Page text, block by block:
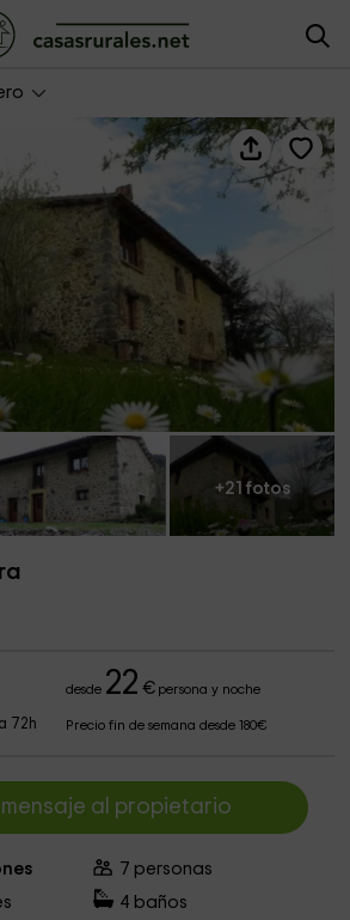
+21 fotos
desde 22 €persona y noche
72h Precio fin de semana desde 180€
mensaje al propietario
7 personas
4 baños